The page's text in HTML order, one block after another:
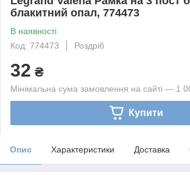
блакитний опал, 774473
В наявності
Код: 774473
Роздріб
32 ₴
Мінімальна сума замовлення на сайті — 1
Купити
Опис Характеристики Доставка